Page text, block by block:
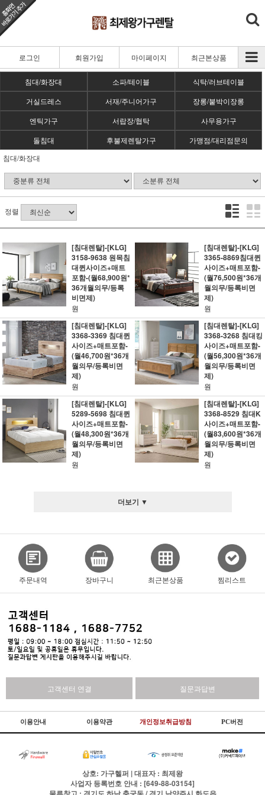
로그인 회원가입 마이페이지 최근본상품
침대/화장대 소파/테이블
식탁/러브테이블
거실드레스
서재/주니어가구
장롱/붙박이장롱
엔틱가구
서랍장/협탁
사무용가구
돌침대
후불제렌탈가구
가맹점/대리점문의
침대/화장대
정렬
[침대렌탈]-[KLG]
3158-9638 원목침
대퀸사이즈+매트
포함-(월68,900원*
36개월의무/등록
비면제)
원
[침대렌탈]-[KLG]
3365-8869침대퀸
사이즈+매트포함-
(월76,500원*36개
월의무/등록비면
제)
원
[침대렌탈]-[KLG]
3368-3369 침대퀸
사이즈+매트포함-
(월46,700원*36개
월의무/등록비면
제)
원
[침대렌탈]-[KLG]
3368-3268 침대킹
사이즈+매트포함-
(월56,300원*36개
월의무/등록비면
제)
원
[침대렌탈]-[KLG]
5289-5698 침대퀸
사이즈+매트포함-
(월48,300원*36개
월의무/등록비면
제)
원
[침대렌탈]-[KLG]
3368-8529 침대K
사이즈+매트포함-
(월83,600원*36개
월의무/등록비면
제)
원
더보기 ▼
주문내역 장바구니 최근본상품 찜리스트
고객센터 연결 질문과답변
이용안내 이용약관 개인정보취급방침 PC버전
상호: 가구헬퍼 | 대표자 : 최제왕
사업자 등록번호 안내 : [649-88-03154]